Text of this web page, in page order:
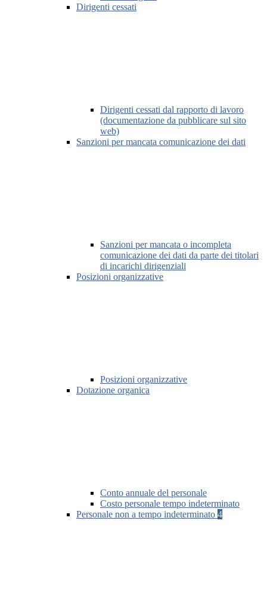
Dirigenti cessati
Dirigenti cessati dal rapporto di lavoro
(documentazione da pubblicare sul sito
web)
Sanzioni per mancata comunicazione dei dati
Sanzioni per mancata o incompleta
comunicazione dei dati da parte dei titolari
di incarichi dirigenziali
Posizioni organizzative
Posizioni organizzative
Dotazione organica
Conto annuale del personale
Costo personale tempo indeterminato
Personale non a tempo indeterminato 4